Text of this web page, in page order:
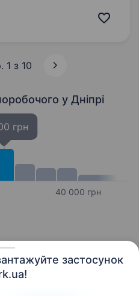
застосунок
працівників,
1 з 10
у Дніпрі
грн
40 000 грн